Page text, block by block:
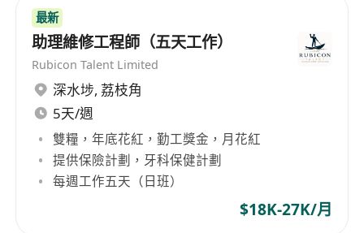
Limited, established in Hong Kong since 1948,
has steadily grown into a diversified investment
holding company with operations spanning toy
manufacturing, property investment, and
securities investment across multiple sectors. At
the core of Development Group's business is its
toy manufacturing sector, which boasts over six
decades of history. The group offers a
comprehensive range of toys including plastic,
electronic, plush, and model train products,
backed by an in-house mold factory and R&D
最新
助理維修工程師（五天工作）
Rubicon Talent Limited
深水埗, 荔枝角
5天/週
雙糧，年底花紅，勤工獎金，月花紅
提供保險計劃，牙科保健計劃
每週工作五天（日班）
$18K-27K/月